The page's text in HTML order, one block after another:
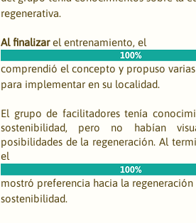
regenerativa.
Al finalizar el entrenamiento, el
comprendió el concepto y propuso
para implementar en su localidad.
El grupo de facilitadores tenía
sostenibilidad, pero no habían
posibilidades de la regeneración. Al
el
mostró preferencia hacia la regeneración
sostenibilidad.